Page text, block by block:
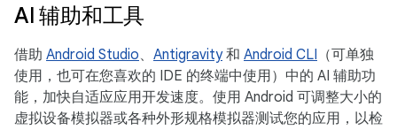
AI 辅助和工具
借助 Android Studio、 Antigravity和 Android CLI （可单独
使用，也可在您喜欢的 IDE 的终端中使用）中的 AI 辅助功
能，加快自适应应用开发速度。使用 Android 可调整大小的
虚拟设备模拟器或各种外形规格模拟器测试您的应用，以检